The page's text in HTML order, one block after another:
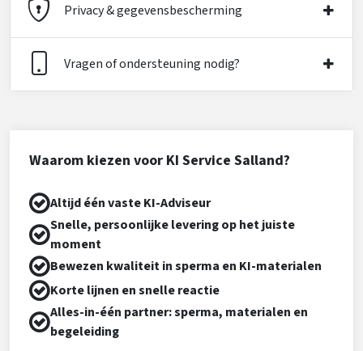
Privacy & gegevensbescherming
Vragen of ondersteuning nodig?
Waarom kiezen voor KI Service Salland?
Altijd één vaste KI-Adviseur
Snelle, persoonlijke levering op het juiste
moment
Bewezen kwaliteit in sperma en KI-materialen
Korte lijnen en snelle reactie
Alles-in-één partner: sperma, materialen en
begeleiding